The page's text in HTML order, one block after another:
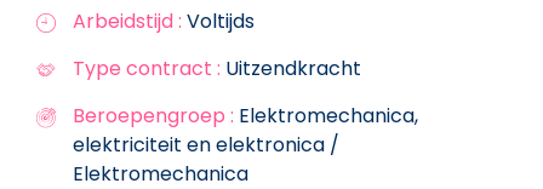
Arbeidstijd : Voltijds
Type contract : Uitzendkracht
Beroepengroep : Elektromechanica,
elektriciteit en elektronica /
Elektromechanica